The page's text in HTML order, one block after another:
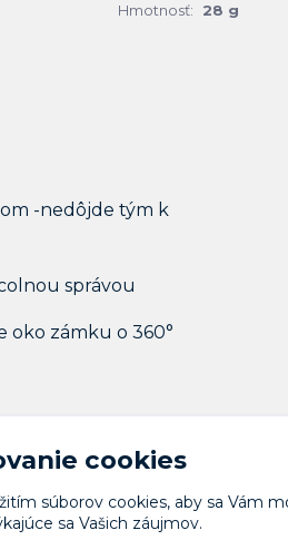
Hmotnosť:
28 g
-nedôjde tým k
správou
oko zámku o 360°
cookies
súborov cookies, aby sa Vám
sa Vašich záujmov.